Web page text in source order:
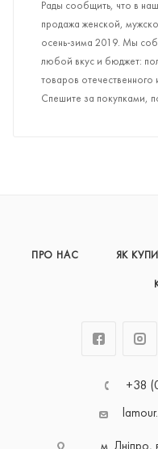
Рады сообщить, что в
продажа женской,
осень-зима 2019. Мы
любой вкус и бюджет:
товаров отечественного
Спешите за покупками,
ПРО НАС ЯК
+38